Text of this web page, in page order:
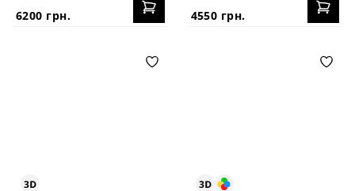
6200 грн. 4550 грн.